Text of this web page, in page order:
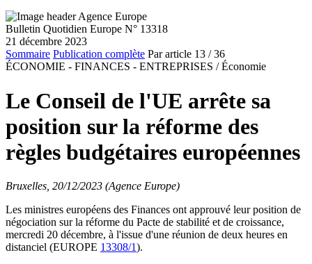
Bulletin Quotidien Europe N° 13318
21 décembre 2023
Sommaire Publication complète Par article 13 / 36
ÉCONOMIE - FINANCES - ENTREPRISES / Économie
Le Conseil de l'UE arrête sa
position sur la réforme des
règles budgétaires européennes
Bruxelles, 20/12/2023 (Agence Europe)
Les ministres européens des Finances ont approuvé leur position de
négociation sur la réforme du Pacte de stabilité et de croissance,
mercredi 20 décembre, à l'issue d'une réunion de deux heures en
distanciel (EUROPE 13308/1).